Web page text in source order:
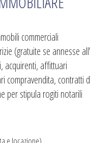
commerciali
(gratuite se annesse
acquirenti, affittuari
compravendita, contratti
per stipula rogiti notarili